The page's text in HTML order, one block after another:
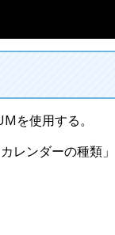
を使用する。
レンダーの種類」